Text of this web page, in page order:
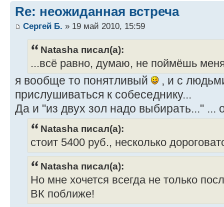
Re: неожиданная встреча
Сергей Б. » 19 май 2010, 15:59
Natasha писал(а):
...всё равно, думаю, не поймёшь
я вообще то понятливый
, и с
прислушиваться к собеседнику...
Да и "из двух зол надо выбирать..." ...
Natasha писал(а):
стоит 5400 руб., несколько
Natasha писал(а):
Но мне хочется всегда не только
ВК поближе!